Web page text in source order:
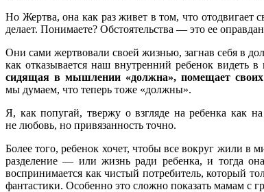
Но Жертва, она как раз живет в том, что отодвигает
делает. Понимаете? Обстоятельства — это ее
Они сами жертвовали своей жизнью, загнав себя в
как отказывается наш внутренний ребенок видеть
сидящая в мышлении «должна», помещает
мы думаем, что теперь тоже «должны».
Я, как попугай, твержу о взгляде на ребенка как
не любовь, но привязанность точно.
Более того, ребенок хочет, чтобы все вокруг жили в
разделение — или жизнь ради ребенка, и тогда
воспринимается как чистый потребитель, который
фантастики. Особенно это сложно показать мамам с